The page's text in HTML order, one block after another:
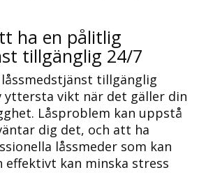
ha en pålitlig
tillgänglig 24/7
tillgänglig
yttersta vikt när det gäller din
Låsproblem kan uppstå
dig det, och att ha
låssmeder som kan
effektivt kan minska stress